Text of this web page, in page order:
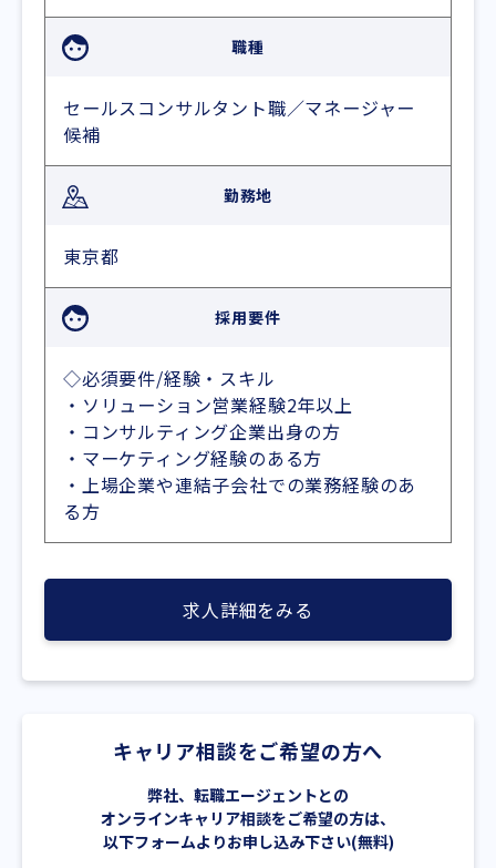
職種
セールスコンサルタント職／マネージャー
候補
勤務地
東京都
採用要件
◇必須要件/経験・スキル
・ソリューション営業経験2年以上
・コンサルティング企業出身の方
・マーケティング経験のある方
・上場企業や連結子会社での業務経験のあ
る方
求人詳細をみる
キャリア相談をご希望の方へ
弊社、転職エージェントとの
オンラインキャリア相談をご希望の方は、
以下フォームよりお申し込み下さい(無料)